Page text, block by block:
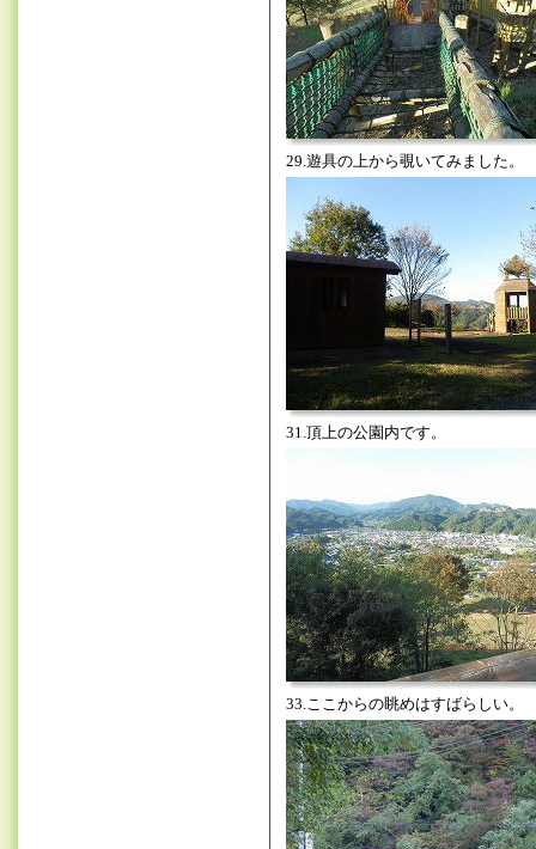
29.遊具の上から覗いてみました。
31.頂上の公園内です。
33.ここからの眺めはすばらしい。